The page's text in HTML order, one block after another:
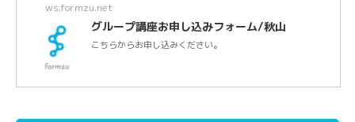
ws.formzu.net
グループ講座お申し込みフォーム/秋山
こちらからお申し込みください。